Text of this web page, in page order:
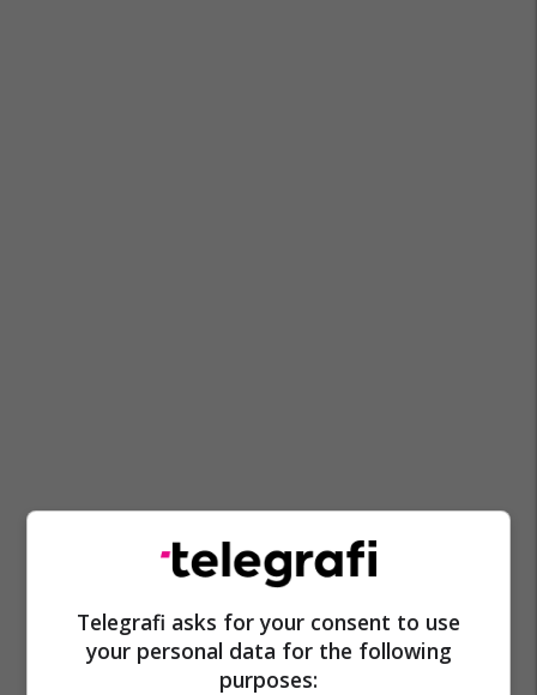
Telegrafi asks for your consent to use
your personal data for the following
purposes: